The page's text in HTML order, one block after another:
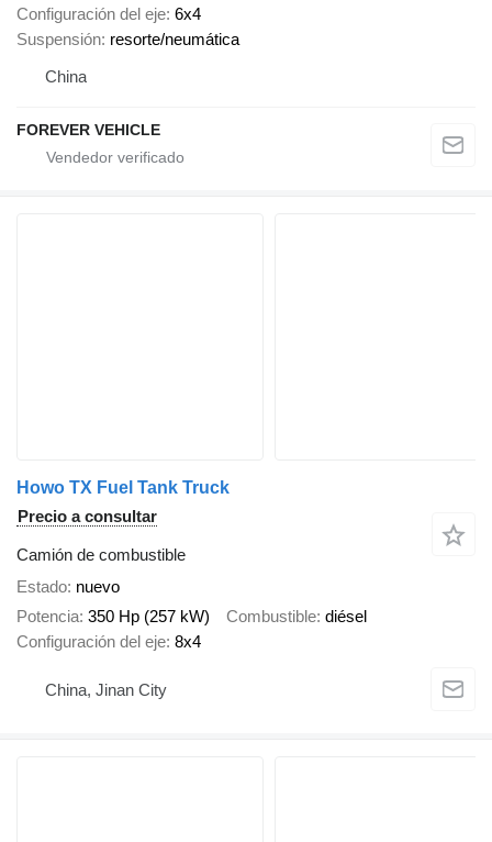
Configuración del eje 6x4
Suspensión resorte/neumática
China
FOREVER VEHICLE
Howo TX Fuel Tank Truck
Precio a consultar
Camión de combustible
Estado nuevo
Potencia 350 Hp (257 kW) Combustible diésel
Configuración del eje 8x4
China, Jinan City